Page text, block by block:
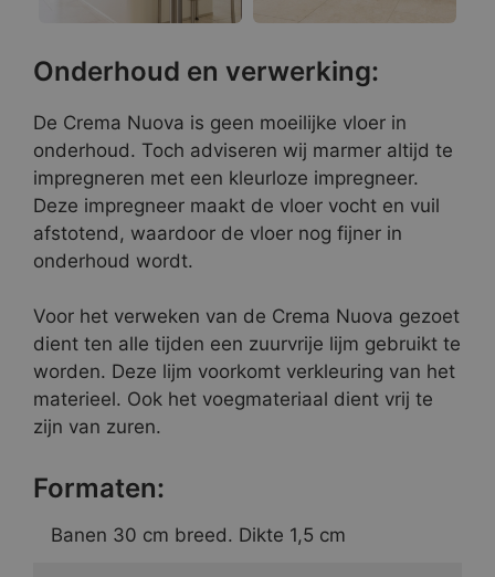
Onderhoud en verwerking:
De Crema Nuova is geen moeilijke vloer in
onderhoud. Toch adviseren wij marmer altijd te
impregneren met een kleurloze impregneer.
Deze impregneer maakt de vloer vocht en vuil
afstotend, waardoor de vloer nog fijner in
onderhoud wordt.
Voor het verweken van de Crema Nuova gezoet
dient ten alle tijden een zuurvrije lijm gebruikt te
worden. Deze lijm voorkomt verkleuring van het
materieel. Ook het voegmateriaal dient vrij te
zijn van zuren.
Formaten:
Banen 30 cm breed. Dikte 1,5 cm